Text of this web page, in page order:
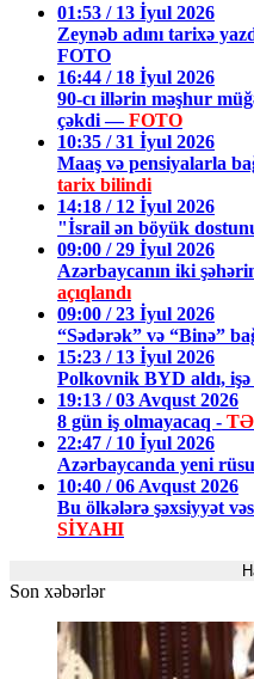
01:53 / 13 İyul 2026
Zeynəb adını tarixə
FOTO
16:44 / 18 İyul 2026
90-cı illərin məşhur
çəkdi —FOTO
10:35 / 31 İyul 2026
Maaş və pensiyalarla
tarix bilindi
14:18 / 12 İyul 2026
"İsrail ən böyük
09:00 / 29 İyul 2026
Azərbaycanın iki
açıqlandı
09:00 / 23 İyul 2026
“Sədərək” və “Binə”
15:23 / 13 İyul 2026
Polkovnik BYD aldı,
19:13 / 03 Avqust 2026
8 gün iş olmayacaq -
22:47 / 10 İyul 2026
Azərbaycanda yeni
10:40 / 06 Avqust 2026
Bu ölkələrə şəxsiyyət
SİYAHI
Son xəbərlər